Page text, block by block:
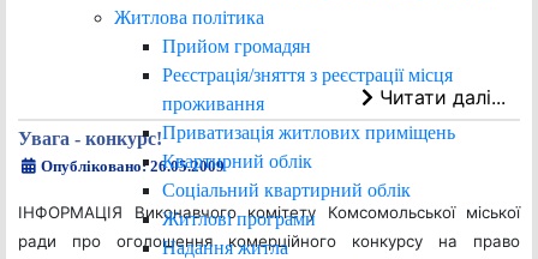
Житлова політика
Прийом громадян
Реєстрація/зняття з реєстрації місця
проживання
Приватизація житлових приміщень
Квартирний облік
Соціальний квартирний облік
Житлові програми
Надання житла
Читати далі...
Увага - конкурс!
Опубліковано: 26.05.2009
ІНФОРМАЦІЯ Виконавчого комітету Комсомольської міської
ради про оголошення комерційного конкурсу на право